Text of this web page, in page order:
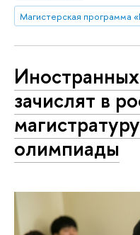
зачислят в
олимпиады